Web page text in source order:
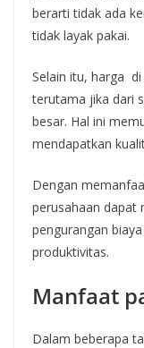
berarti tidak ada
tidak layak pakai.
Selain itu, harga
terutama jika dari
besar. Hal ini
mendapatkan
Dengan
perusahaan dapat
pengurangan
produktivitas.
Manfaat
Dalam beberapa